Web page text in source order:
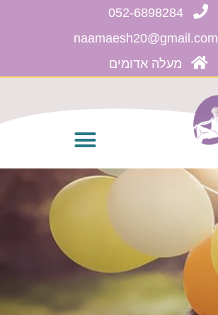
052-6898284
naamaesh20@gmail.com
מעלה אדומים